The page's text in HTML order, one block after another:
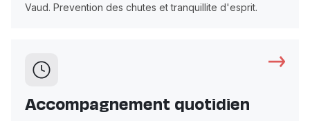
Vaud. Prevention des chutes et tranquillite d'esprit.
Accompagnement quotidien